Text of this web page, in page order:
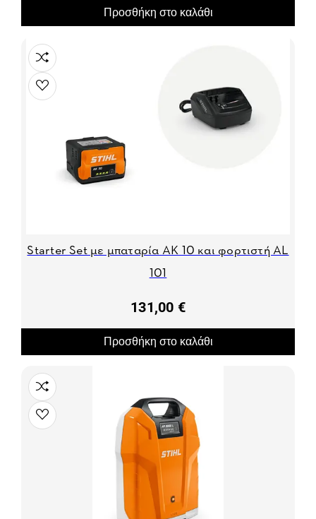
Προσθήκη στο καλάθι
Starter Set με μπαταρία AK 10 και φορτιστή AL
101
131,00 €
Προσθήκη στο καλάθι